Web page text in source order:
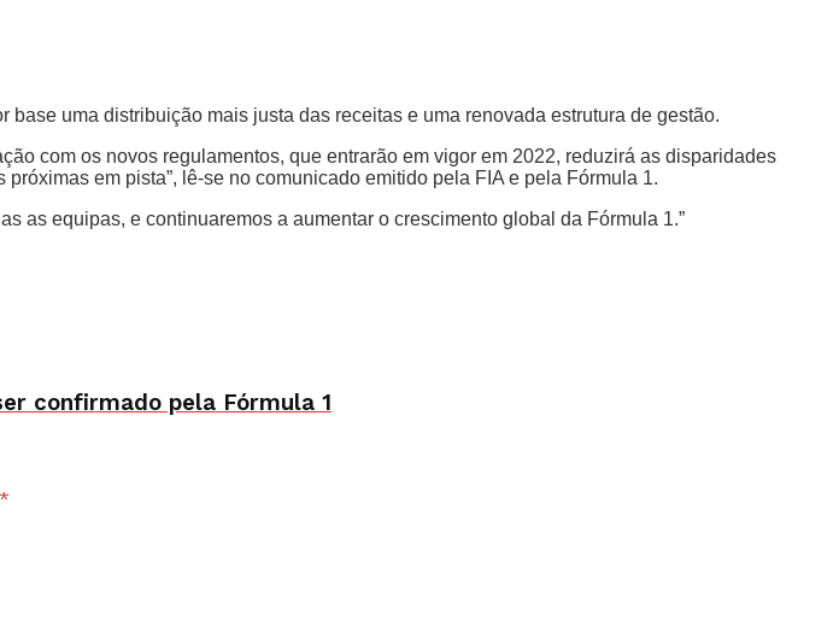
uma distribuição mais justa das receitas e uma renovada estrutura de gestão.
com os novos regulamentos, que entrarão em vigor em 2022, reduzirá as disparidades
em pista”, lê-se no comunicado emitido pela FIA e pela Fórmula 1.
as equipas, e continuaremos a aumentar o crescimento global da Fórmula 1.”
confirmado pela Fórmula 1
*